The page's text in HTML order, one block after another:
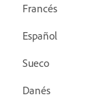
Francés
Español
Sueco
Danés